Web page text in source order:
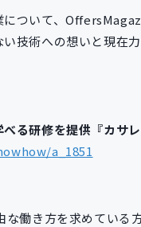
ついて、
技術への想いと現在
る研修を提供『カサレ
a_1851
働き方を求めている